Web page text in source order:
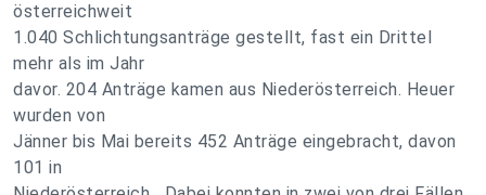
österreichweit
1.040 Schlichtungsanträge gestellt, fast ein Drittel
mehr als im Jahr
davor. 204 Anträge kamen aus Niederösterreich. Heuer
wurden von
Jänner bis Mai bereits 452 Anträge eingebracht, davon
101 in